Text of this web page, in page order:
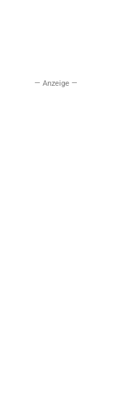
— Anzeige —